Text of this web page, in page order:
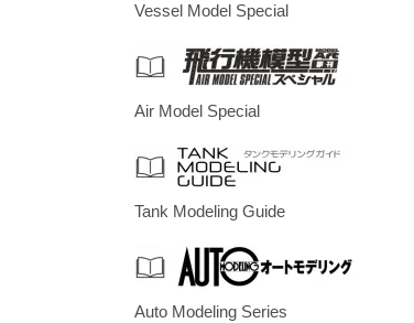
Vessel Model Special
Air Model Special
Tank Modeling Guide
Auto Modeling Series